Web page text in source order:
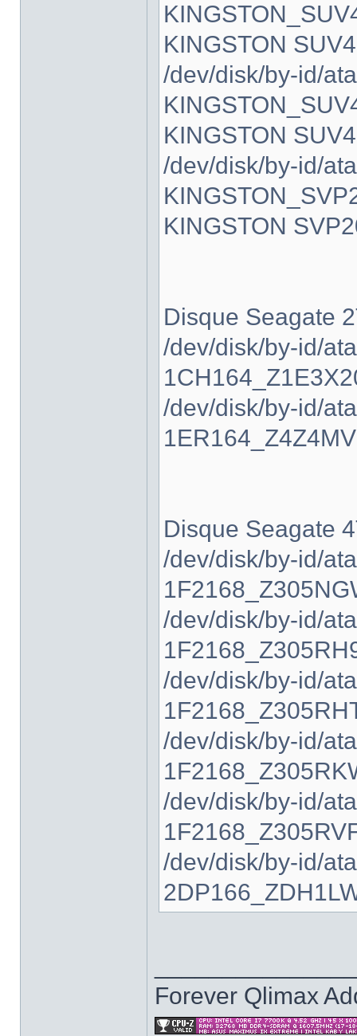
KINGSTON
/dev/disk/by-id/
KINGSTON
/dev/disk/by-id/
KINGSTON
Disque Seagate
/dev/disk/by-id/
/dev/disk/by-id/
Disque Seagate
/dev/disk/by-id/
/dev/disk/by-id/
/dev/disk/by-id/
/dev/disk/by-id/
/dev/disk/by-id/
/dev/disk/by-id/
Forever Qlimax